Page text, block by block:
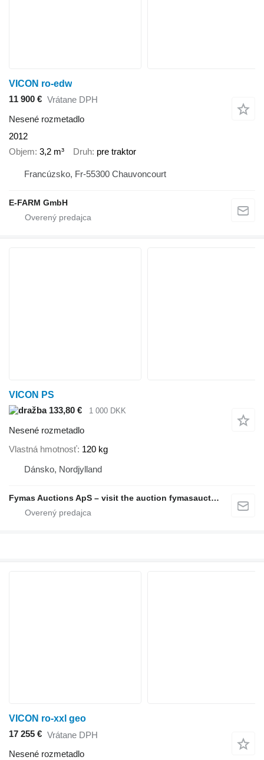
VICON ro-edw
11 900 € Vrátane DPH
Nesené rozmetadlo
2012
Objem 3,2 m³ Druh pre traktor
Francúzsko, Fr-55300 Chauvoncourt
E-FARM GmbH
VICON PS
133,80 €
1 000 DKK
Nesené rozmetadlo
Vlastná hmotnosť 120 kg
Dánsko, Nordjylland
Fymas Auctions ApS – visit the auction fymasauctions.dk
VICON ro-xxl geo
17 255 € Vrátane DPH
Nesené rozmetadlo